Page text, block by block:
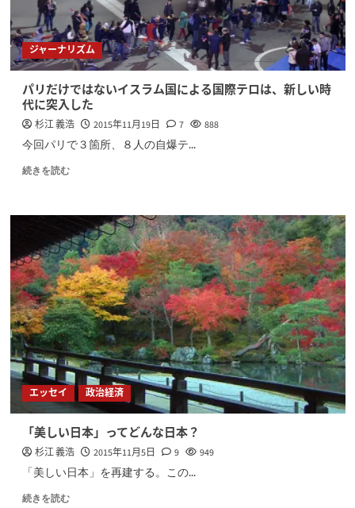
ジャーナリズム
パリだけではないイスラム国による国際テロは、新しい時
代に突入した
杉江 義浩 2015年11月19日 7 888
今回パリで３箇所、８人の自爆テ...
続きを読む
エッセイ 政治経済
「美しい日本」ってどんな日本？
杉江 義浩 2015年11月5日 9 949
「美しい日本」を再建する。この...
続きを読む